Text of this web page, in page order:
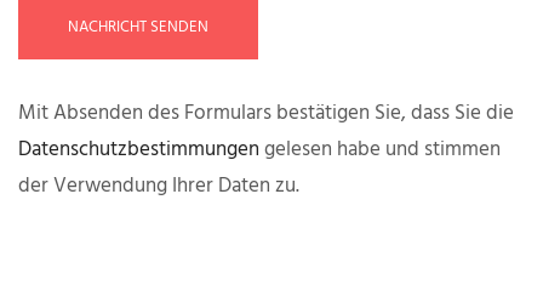
NACHRICHT SENDEN
Mit Absenden des Formulars bestätigen Sie, dass Sie die
Datenschutzbestimmungengelesen habe und stimmen
der Verwendung Ihrer Daten zu.